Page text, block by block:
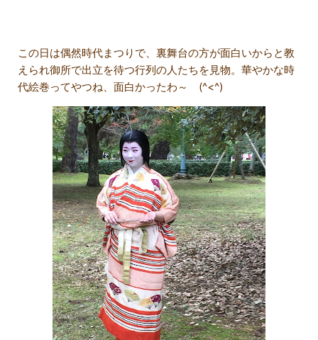
この日は偶然時代まつりで、裏舞台の方が面白いからと教
えられ御所で出立を待つ行列の人たちを見物。華やかな時
代絵巻ってやつね、面白かったわ～ (^<^)